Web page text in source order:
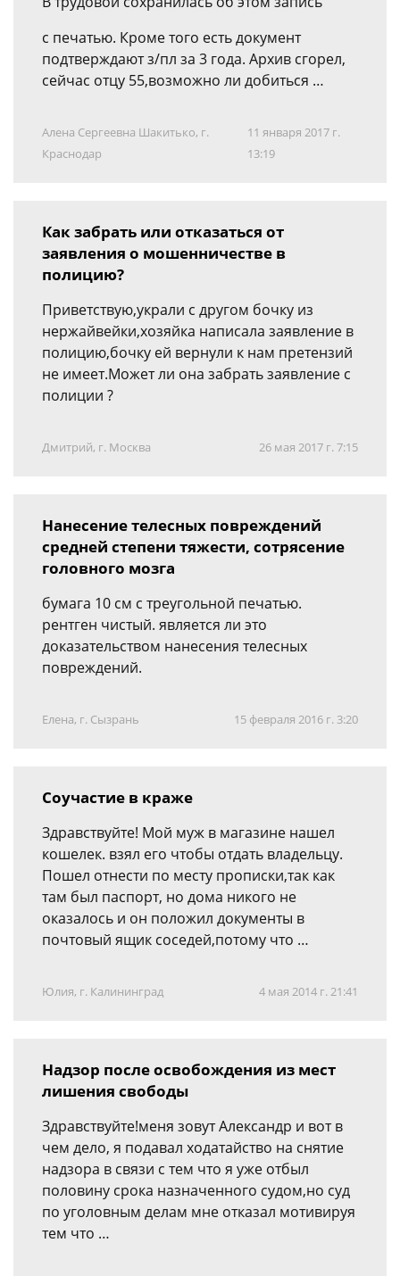
с печатью. Кроме того есть документ
подтверждают з/пл за 3 года. Архив сгорел,
сейчас отцу 55,возможно ли добиться …
Алена Сергеевна Шакитько, г.
Краснодар
11 января 2017 г.
13:19
Как забрать или отказаться от
заявления о мошенничестве в
полицию?
Приветствую,украли с другом бочку из
нержайвейки,хозяйка написала заявление в
полицию,бочку ей вернули к нам претензий
не имеет.Может ли она забрать заявление с
полиции ?
Дмитрий, г. Москва 26 мая 2017 г. 7:15
Нанесение телесных повреждений
средней степени тяжести, сотрясение
головного мозга
бумага 10 см с треугольной печатью.
рентген чистый. является ли это
доказательством нанесения телесных
повреждений.
Елена, г. Сызрань 15 февраля 2016 г. 3:20
Соучастие в краже
Здравствуйте! Мой муж в магазине нашел
кошелек. взял его чтобы отдать владельцу.
Пошел отнести по месту прописки,так как
там был паспорт, но дома никого не
оказалось и он положил документы в
почтовый ящик соседей,потому что …
Юлия, г. Калининград 4 мая 2014 г. 21:41
Надзор после освобождения из мест
лишения свободы
Здравствуйте!меня зовут Александр и вот в
чем дело, я подавал ходатайство на снятие
надзора в связи с тем что я уже отбыл
половину срока назначенного судом,но суд
по уголовным делам мне отказал мотивируя
тем что …